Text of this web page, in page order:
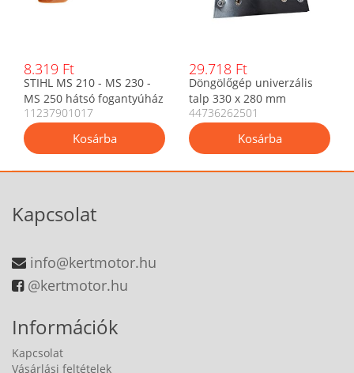
8.319 Ft
STIHL MS 210 - MS 230 -
MS 250 hátsó fogantyúház
- gyári OEM
11237901017
29.718 Ft
Döngölőgép univerzális
talp 330 x 280 mm
44736262501
Kapcsolat
info@kertmotor.hu
@kertmotor.hu
Információk
Kapcsolat
Vásárlási feltételek